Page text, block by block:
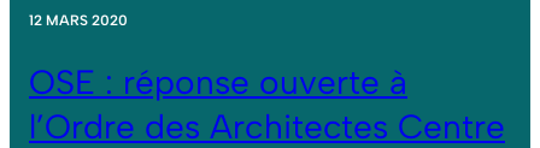
12 MARS 2020
OSE : réponse ouverte à
l’Ordre des Architectes Centre